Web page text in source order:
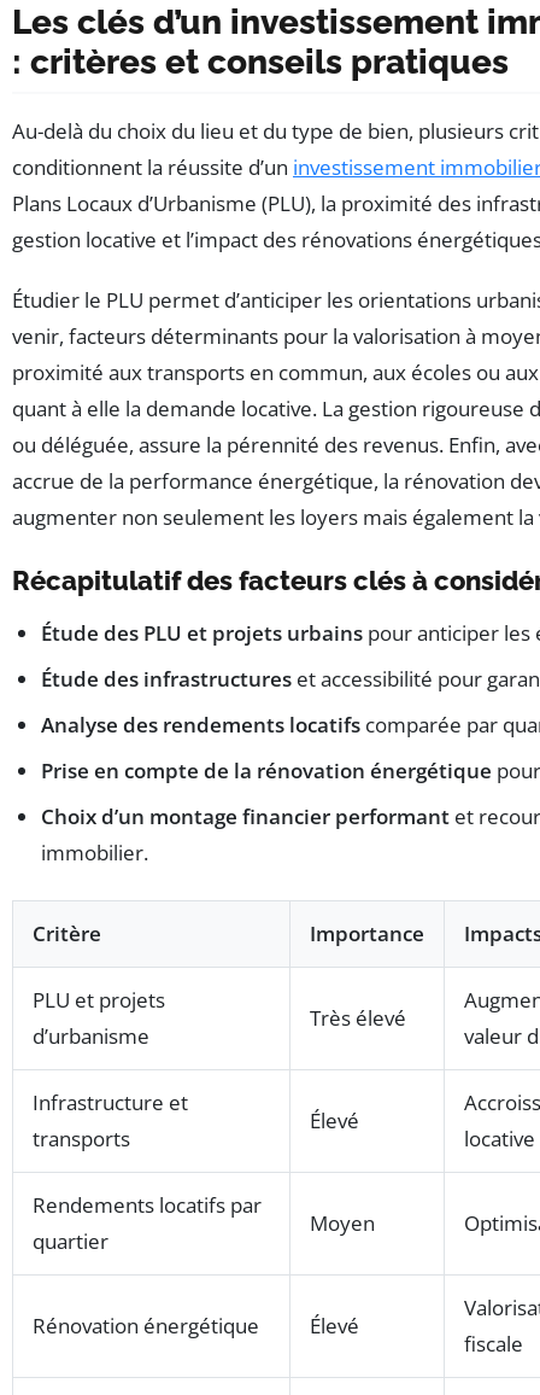
Les clés d’un investissement
: critères et conseils pratiques
Au-delà du choix du lieu et du type de bien, plusieurs
conditionnent la réussite d’un investissement
Plans Locaux d’Urbanisme (PLU), la proximité des
gestion locative et l’impact des rénovations
Étudier le PLU permet d’anticiper les orientations
venir, facteurs déterminants pour la valorisation à
proximité aux transports en commun, aux écoles ou
quant à elle la demande locative. La gestion rigoureuse
ou déléguée, assure la pérennité des revenus. Enfin,
accrue de la performance énergétique, la rénovation
augmenter non seulement les loyers mais également
Récapitulatif des facteurs clés à
Étude des PLU et projets urbains pour anticiper les
Étude des infrastructures et accessibilité pour
Analyse des rendements locatifs comparée par
Prise en compte de la rénovation énergétique
Choix d’un montage financier performant et
immobilier.
Critère Importance
PLU et projets
d’urbanisme
Très élevé
valeur
Infrastructure et
transports
Élevé
locative
Rendements locatifs par
quartier
Moyen
Rénovation énergétique Élevé
fiscale